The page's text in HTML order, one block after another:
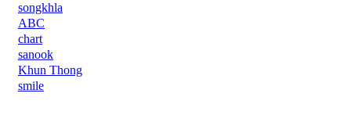
songkhla
ABC
chart
sanook
Khun Thong
smile